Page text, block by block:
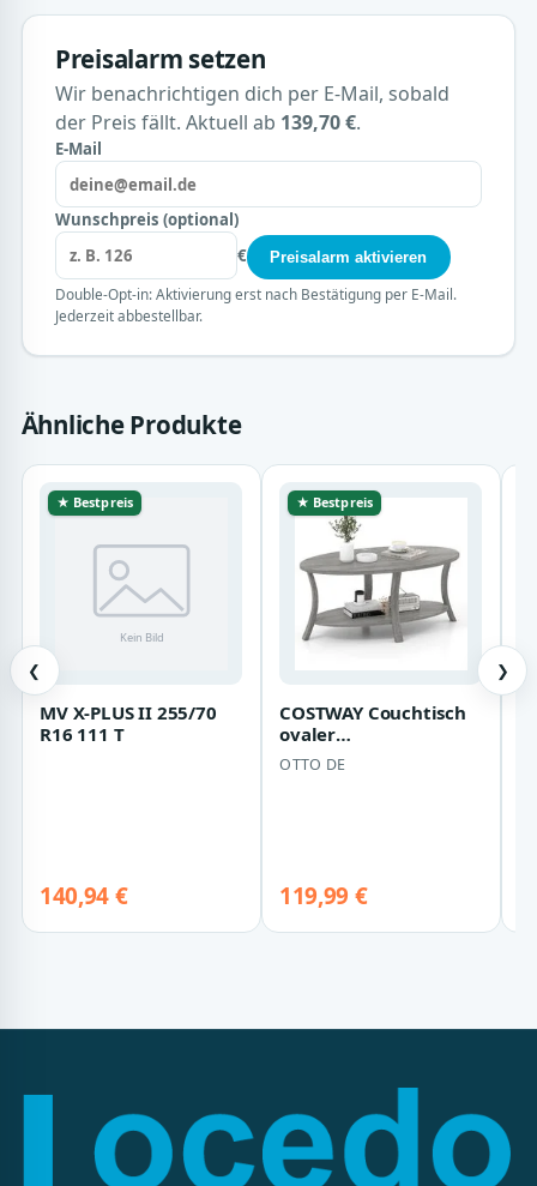
Preisalarm setzen
Wir benachrichtigen dich per E-Mail, sobald
der Preis fällt. Aktuell ab 139,70 €.
E-Mail
Wunschpreis (optional)
€
Preisalarm aktivieren
Double-Opt-in: Aktivierung erst nach Bestätigung per E-Mail.
Jederzeit abbestellbar.
Ähnliche Produkte
❮
★ Bestpreis
MV X-PLUS II 255/70
R16 111 T
140,94 €
★ Bestpreis
COSTWAY Couchtisch
ovaler
Wohnzimmertisch mit
Ablage, Holz
OTTO DE
119,99 €
❯